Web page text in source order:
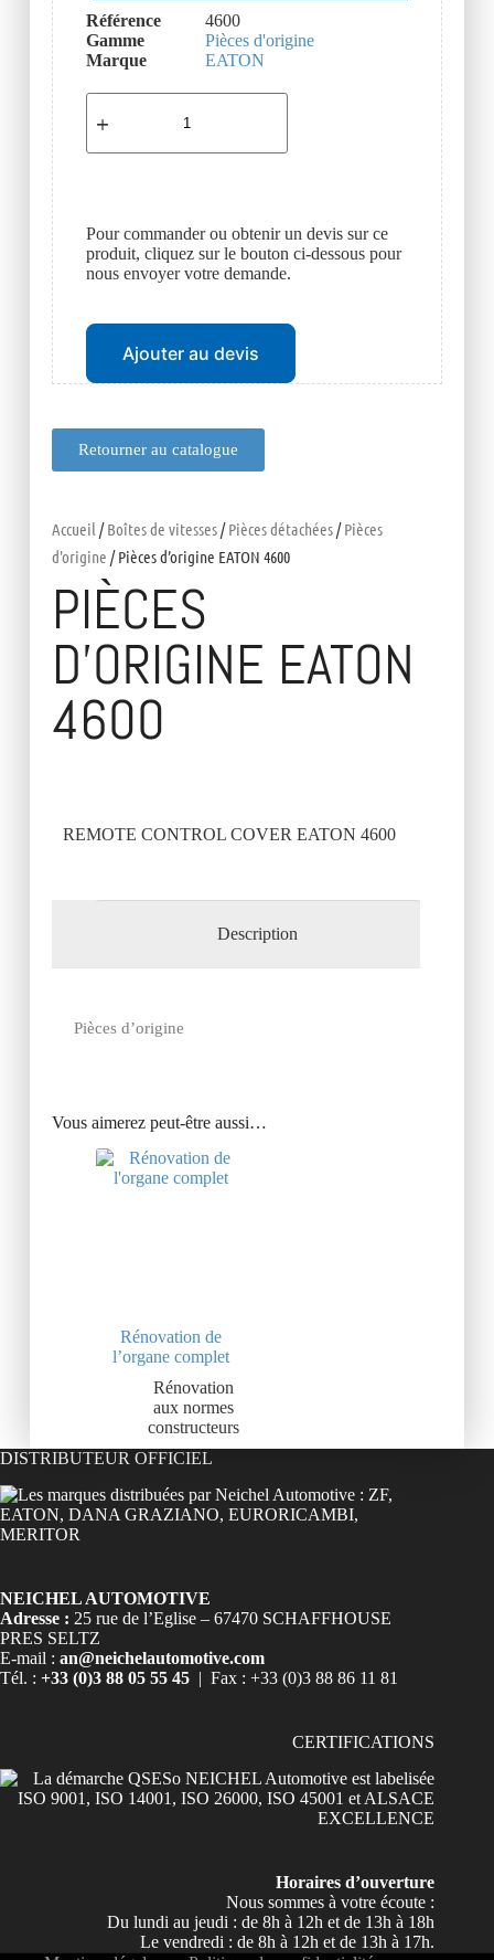
Retourner au catalogue
Accueil /Boîtes de vitesses/Pièces détachées/Pièces
d'origine / Pièces d’origine EATON 4600
PIÈCES
D’ORIGINE EATON
4600
REMOTE CONTROL COVER EATON 4600
Description
Pièces d’origine
Vous aimerez peut-être aussi…
Rénovation de
l’organe complet
Rénovation
aux normes
constructeurs
Référence
4600
Gamme
Pièces d'origine
Marque
EATON
Pour commander ou obtenir un devis sur ce
produit, cliquez sur le bouton ci-dessous pour
nous envoyer votre demande.
Ajouter au devis
DISTRIBUTEUR OFFICIEL
NEICHEL AUTOMOTIVE
Adresse : 25 rue de l’Eglise – 67470 SCHAFFHOUSE
PRES SELTZ
E-mail : an@neichelautomotive.com
Tél. : +33 (0)3 88 05 55 45 | Fax : +33 (0)3 88 86 11 81
CERTIFICATIONS
Horaires d’ouverture
Nous sommes à votre écoute :
Du lundi au jeudi : de 8h à 12h et de 13h à 18h
Le vendredi : de 8h à 12h et de 13h à 17h.